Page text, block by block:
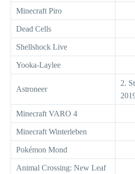
Minecraft Piro
Dead Cells
Shellshock Live
Yooka-Laylee
Astroneer
2.
Minecraft VARO 4
Minecraft Winterleben
Pokémon Mond
Animal Crossing: New Leaf